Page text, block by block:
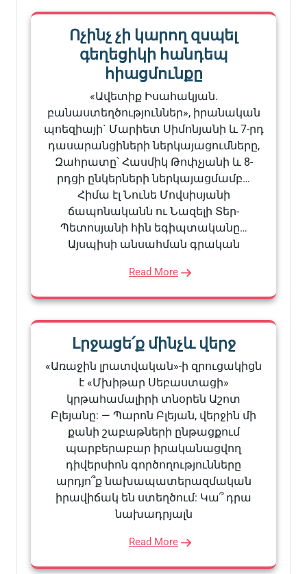
Ոչինչ չի կարող զսպել
գեղեցիկի հանդեպ
հիացմունքը
«Ավետիք Իսահակյան.
բանաստեղծություններ», իրանական
պոեզիայի` Մարիետ Սիմոնյանի և 7-րդ
դասարանցիների ներկայացումները,
Զահրատը՝ Հասմիկ Թոփչյանի և 8-
րդցի ընկերների ներկայացմամբ…
Հիմա էլ Նունե Մովսիսյանի
ճապոնականն ու Նազելի Տեր-
Պետոսյանի հին եգիպտականը…
Այսպիսի անսահման գրական
Read More
Լրջացե՛ք մինչև վերջ
«Առաջին լրատվական»-ի զրուցակիցն
է «Մխիթար Սեբաստացի»
կրթահամալիրի տնօրեն Աշոտ
Բլեյանը: — Պարոն Բլեյան, վերջին մի
քանի շաբաթների ընթացքում
պարբերաբար իրականացվող
դիվերսիոն գործողությունները
արդյո՞ք նախապատերազմական
իրավիճակ են ստեղծում: Կա՞ դրա
նախադրյալն
Read More